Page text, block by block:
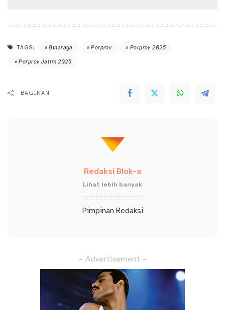
TAGS: Binaraga Porprov Porprov 2025
Porprov Jatim 2025
BAGIKAN
Redaksi Blok-a
Lihat lebih banyak
Pimpinan Redaksi
– Advertisement –